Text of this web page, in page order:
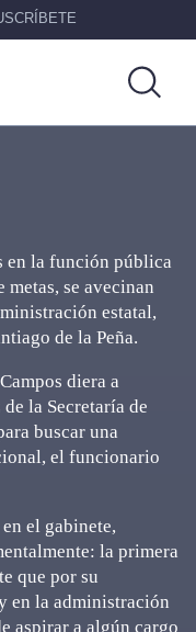
en la función pública
se avecinan
estatal,
de la Peña.
diera a
la Secretaría de
buscar una
el funcionario
el gabinete,
la primera
que por su
en la administración
aspirar a algún cargo